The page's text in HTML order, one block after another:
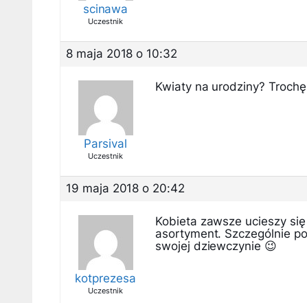
scinawa
Uczestnik
8 maja 2018 o 10:32
Parsival
Uczestnik
Kwiaty na urodziny?
19 maja 2018 o 20:42
kotprezesa
Uczestnik
Kobieta zawsze ucieszy
asortyment. Szczególnie
swojej dziewczynie 😉